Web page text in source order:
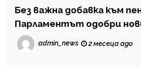
Без важна добавка към
Парламентът одобри
admin_news 2 месеца ago